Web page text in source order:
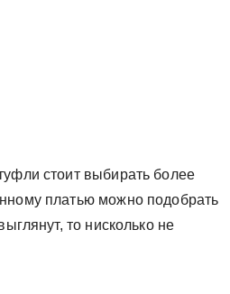
стоит выбирать более
платью можно подобрать
то нисколько не